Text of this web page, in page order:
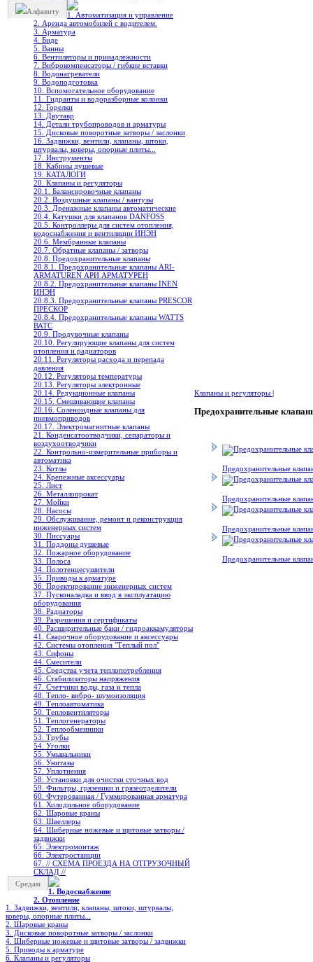
Алфавиту
1. Автоматизация и управление
2. Аренда автомобилей с водителем.
3. Арматура
4. Биде
5. Ванны
6. Вентиляторы и принадлежности
7. Виброкомпенсаторы / гибкие вставки
8. Водонагреватели
9. Водоподготовка
10. Вспомогательное оборудование
11. Гидранты и водоразборные колонки
12. Горелки
13. Двутавр
14. Детали трубопроводов и арматуры
15. Дисковые поворотные затворы / заслонки
16. Задвижки, вентили, клапаны, штоки,
штурвалы, коверы, опорные плиты...
17. Инструменты
18. Кабины душевые
19. КАТАЛОГИ
20. Клапаны и регуляторы
20.1. Балансировочные клапаны
20.2. Воздушные клапаны / вантузы
20.3. Дренажные клапаны автоматические
20.4. Катушки для клапанов DANFOSS
20.5. Контроллеры для систем отопления,
водоснабжения и вентиляции ИНЭН
20.6. Мембранные клапаны
20.7. Обратные клапаны / затворы
20.8. Предохранительные клапаны
20.8.1. Предохранительные клапаны ARI-
ARMATUREN АРИ АРМАТУРЕН
20.8.2. Предохранительные клапаны INEN
ИНЭН
20.8.3. Предохранительные клапаны PRESCOR
ПРЕСКОР
20.8.4. Предохранительные клапаны WATTS
ВАТС
20.9. Продувочные клапаны
20.10. Регулирующие клапаны для систем
отопления и радиаторов
20.11. Регуляторы расхода и перепада
давления
20.12. Регуляторы температуры
20.13. Регуляторы электронные
20.14. Редукционные клапаны
20.15. Смешивающие клапаны
20.16. Соленоидные клапаны для
пневмоприводов
20.17. Электромагнитные клапаны
21. Конденсатоотводчики, сепараторы и
воздухоотводчики
22. Контрольно-измерительные приборы и
автоматика
23. Котлы
24. Крепежные аксессуары
25. Лист
26. Металлопрокат
27. Мойки
28. Насосы
29. Обслуживание, ремонт и реконструкция
инженерных систем
30. Писсуары
31. Поддоны душевые
32. Пожарное оборудование
33. Полоса
34. Полотенцесушители
35. Приводы к арматуре
36. Проектирование инженерных систем
37. Пусконаладка и ввод в эксплуатацию
оборудования
38. Радиаторы
39. Разрешения и сертификаты
40. Расширительные баки / гидроаккамуляторы
41. Сварочное оборудование и аксессуары
42. Системы отопления "Теплый пол"
43. Сифоны
44. Смесители
45. Средства учета теплопотребления
46. Стабилизаторы напряжения
47. Счетчики воды, газа и тепла
48. Тепло- вибро- шумоизоляция
49. Теплоавтоматика
50. Тепловентиляторы
51. Теплогенераторы
52. Теплообменники
53. Трубы
54. Уголки
55. Умывальники
56. Унитазы
57. Уплотнения
58. Установки для очистки сточных вод
59. Фильтры, грязевики и грязеотделители
60. Футерованная / Гуммированная арматура
61. Холодильное oборудование
62. Шаровые краны
63. Швеллеры
64. Шиберные ножевые и щитовые затворы /
задвижки
65. Электромонтаж
66. Электростанции
67. // СХЕМА ПРОЕЗДА НА ОТГРУЗОЧНЫЙ
СКЛАД //
Средам
1. Водоснабжение
2. Отопление
1. Задвижки, вентили, клапаны, штоки, штурвалы,
коверы, опорные плиты...
2. Шаровые краны
3. Дисковые поворотные затворы / заслонки
4. Шиберные ножевые и щитовые затворы / задвижки
5. Приводы к арматуре
6. Клапаны и регуляторы
Клапаны и регуляторы |
Предохранительные
Предохранительные
Предохранительные
Предохранительные
Предохранительные